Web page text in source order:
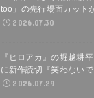
too」の先行場面カット
2026.07.30
『ヒロアカ』の堀越耕
に新作読切『笑わない
2026.07.29